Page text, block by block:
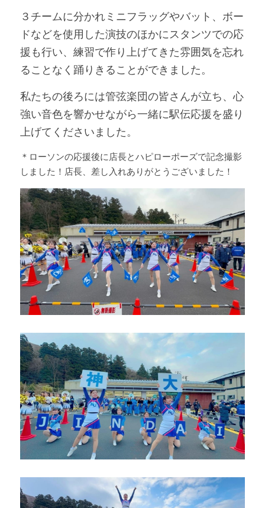
３チームに分かれミニフラッグやバット、ボー
ドなどを使用した演技のほかにスタンツでの応
援も行い、練習で作り上げてきた雰囲気を忘れ
ることなく踊りきることができました。
私たちの後ろには管弦楽団の皆さんが立ち、心
強い音色を響かせながら一緒に駅伝応援を盛り
上げてくださいました。
＊ローソンの応援後に店長とハピローポーズで記念撮影
しました！店長、差し入れありがとうございました！